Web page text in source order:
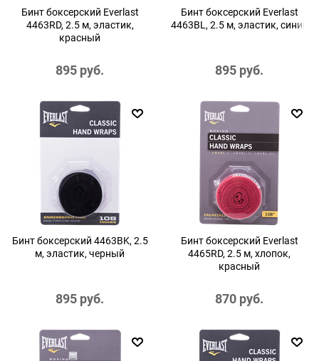
Бинт боксерский Everlast
4463RD, 2.5 м, эластик,
красный
895 руб.
Бинт боксерский Everlast
4463BL, 2.5 м, эластик, синий
895 руб.
Бинт боксерский 4463BK, 2.5
м, эластик, черный
895 руб.
Бинт боксерский Everlast
4465RD, 2.5 м, хлопок,
красный
870 руб.